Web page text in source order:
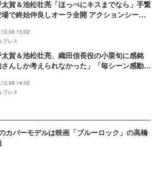
賀＆池松壮亮「ほっぺにキスまでなら」手繋
場で終始仲良しオーラ全開 アクションシーン
15:02
プレス
賀＆池松壮亮、織田信長役の小栗旬に感銘
さんしか考えられなかった」「毎シーン感動」
14:02
プレス
カバーモデルは映画「ブルーロック」の高橋